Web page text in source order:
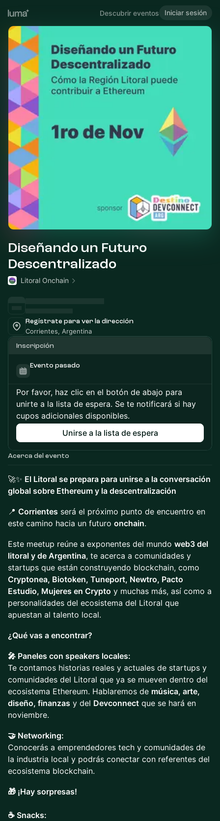
Descubrir eventos Iniciar sesión
Diseñando un Futuro
Descentralizado
Litoral Onchain
Regístrate para ver la dirección
Corrientes, Argentina
Inscripción
Evento pasado
Por favor, haz clic en el botón de abajo para
unirte a la lista de espera. Se te notificará si hay
cupos adicionales disponibles.
Unirse a la lista de espera
Acerca del evento
🚀✨ El Litoral se prepara para unirse a la conversación
global sobre Ethereum y la descentralización
📍 Corrientes será el próximo punto de encuentro en
este camino hacia un futuro onchain.
Este meetup reúne a exponentes del mundo web3 del
litoral y de Argentina, te acerca a comunidades y
startups que están construyendo blockchain, como
Cryptonea, Biotoken, Tuneport, Newtro, Pacto
Estudio, Mujeres en Crypto y muchas más, así como a
personalidades del ecosistema del Litoral que
apuestan al talento local.
¿Qué vas a encontrar?
🎤 Paneles con speakers locales:
Te contamos historias reales y actuales de startups y
comunidades del Litoral que ya se mueven dentro del
ecosistema Ethereum. Hablaremos de música, arte,
diseño, finanzas y del Devconnect que se hará en
noviembre.
🤝 Networking:
Conocerás a emprendedores tech y comunidades de
la industria local y podrás conectar con referentes del
ecosistema blockchain.
🎁 ¡Hay sorpresas!
☕ Snacks: